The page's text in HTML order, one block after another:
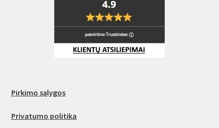
Pirkimo sąlygos
Privatumo politika